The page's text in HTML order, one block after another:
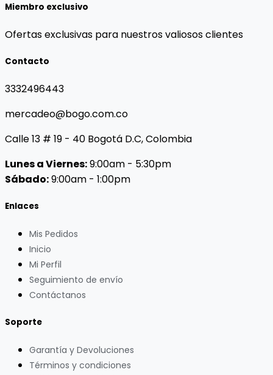
Miembro exclusivo
Ofertas exclusivas para nuestros valiosos clientes
Contacto
3332496443
mercadeo@bogo.com.co
Calle 13 # 19 - 40 Bogotá D.C, Colombia
Lunes a Viernes:9:00am - 5:30pm
Sábado:9:00am - 1:00pm
Enlaces
Mis Pedidos
Inicio
Mi Perfil
Seguimiento de envío
Contáctanos
Soporte
Garantía y Devoluciones
Términos y condiciones